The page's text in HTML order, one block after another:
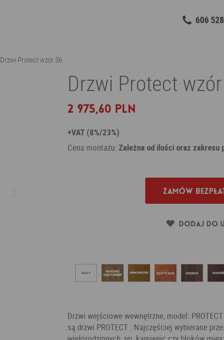
606
Drzwi Protect wzór 36
Drzwi Protect
2 975,60 PLN
+VAT (8%/23%)
Cena montażu: Zależna od ilości oraz zakresu
Zamów
Dodaj do
Drzwi wejściowe wewnętrzne, model:
są drzwi PROTECT . Najczęściej wybierane